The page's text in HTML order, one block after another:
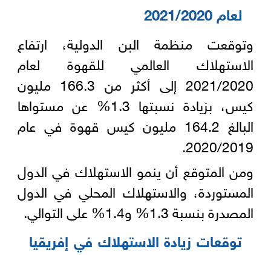
لعام 2021/2020
وتوقعت منظمة البن الدولية، ارتفاع
الاستهلاك العالمي للقهوة لعام
2021/2020 إلى أكثر من 166.3 مليون
كيس، بزيادة نسبتها 1.3% عن مستواها
البالغ 164.2 مليون كيس قهوة في عام
2020/2019.
ومن المتوقع أن ينمو الاستهلاك في الدول
المستوردة، والاستهلاك المحلي في الدول
المصدرة بنسبة 1.3% و1.4% على التوالي.
توقعات زيادة الاستهلاك في إفريقيا